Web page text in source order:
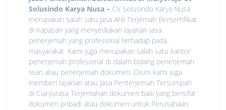
Solusindo Karya Nusa – CV Solusindo Karya Nusa
merupakan salah satu Jasa Ahli Terjemah Bersertifikat
di Kapasan yang menyediakan layanan jasa
penerjemah yang profesional terhadap pada
masyarakat. Kami juga merupakan salah satu kantor
penerjemah profesional di dalam bidang penerjemah
lisan atau penerjemah dokumen. Disini kami juga
memberi layanan atau Jasa Penterjemah Tersumpah
di Cianjurasa Terjemahan dokumen baik yang bersifat
dokumen pribadi atau dokumen untuk Perusahaan.